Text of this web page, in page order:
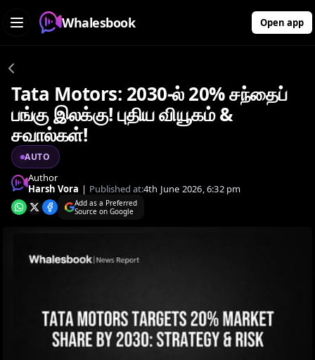
Whalesbook Open app
Tata Motors: 2030-ல் 20% சந்தைப்
பங்கு இலக்கு! புதிய வியூகம் &
சவால்கள்!
AUTO
Author
Harsh Vora | Published at:4th June 2026, 6:32 pm
Add as a Preferred
Source on Google